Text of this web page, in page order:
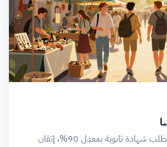
دراسة الطب في النمسا تتطلب شهادة ثانوية بمعدل 90%، إتقان